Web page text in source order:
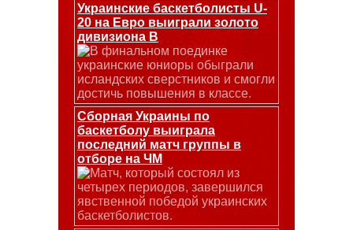
Украинские баскетболисты U-
20 на Евро выиграли золото
дивизиона В
В финальном поединке
украинские юниоры обыграли
исландских сверстников и смогли
достичь повышения в классе.
Сборная Украины по
баскетболу выиграла
последний матч группы в
отборе на ЧМ
Матч, который состоял из
четырех периодов, завершился
явственной победой украинских
баскетболистов.